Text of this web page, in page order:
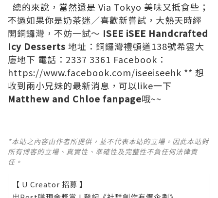
總的來說，當然還是 Via Tokyo 美味又抵食些；
不過如果你是奶茶迷／喜歡新嘗試，大熱天時經
開銅鑼灣，不妨一試～ ISEE iSEE Handcrafted
Icy Desserts 地址：銅鑼灣禮頓道138號希雲大
廈地下 電話：2337 3361 Facebook：
https://www.facebook.com/iseeiseehk ** 想
收到兩小兄妹的最新消息，可以like一下
Matthew and Chloe fanpage哦~~
*本站之內容由作者所提供，並不代表本站的立場。因此本站對
所有博客的立場、真實性、準確性及完整性不負任何法律責
任。
【 U Creator 招募 】